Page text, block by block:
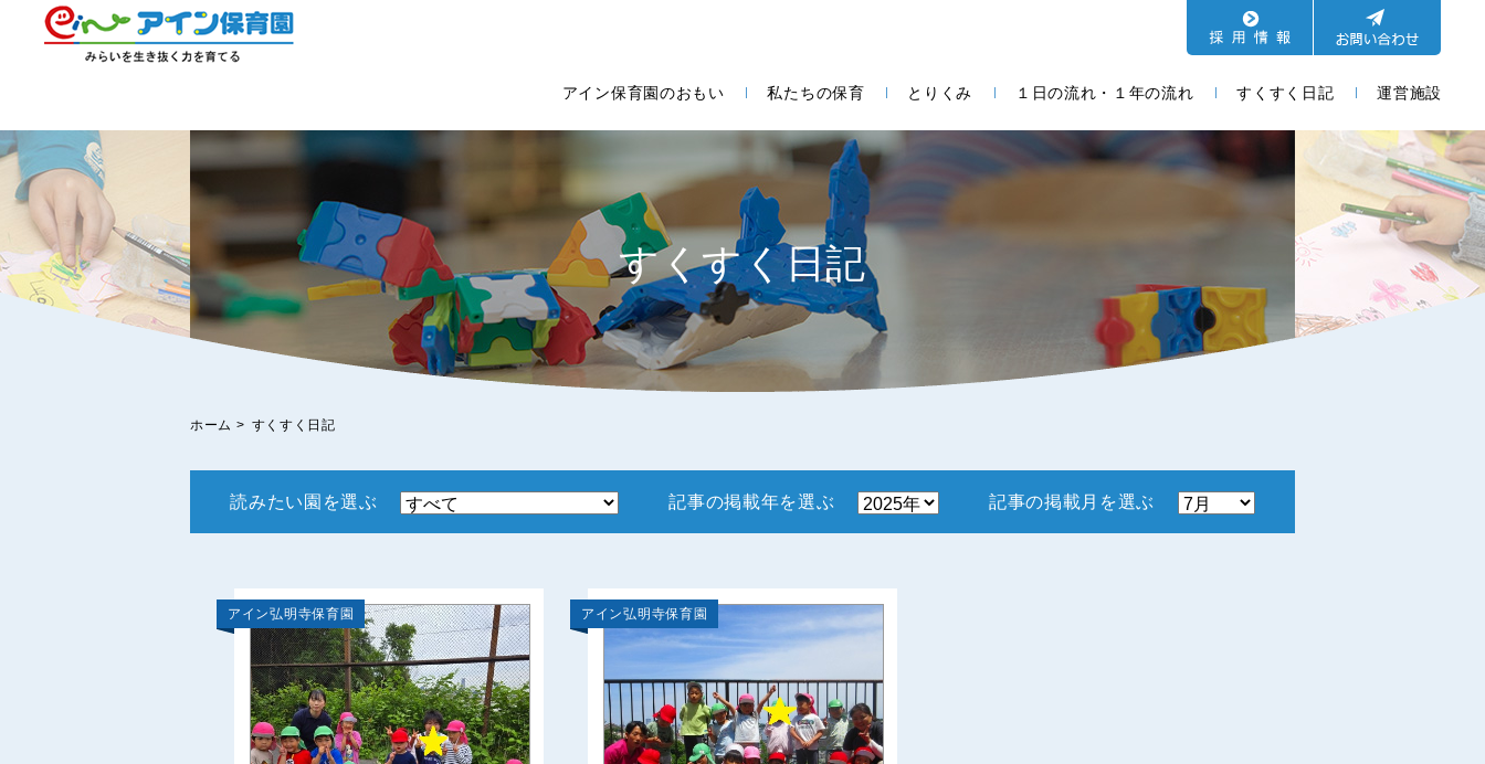
アイン保育園のおもい 私たちの保育 とりくみ １日の流れ・１年の流れ すくすく日記 運営施設
すくすく日記
ホーム > すくすく日記
読みたい園を選ぶ 記事の掲載年を選ぶ 記事の掲載月を選ぶ
アイン弘明寺保育園 アイン弘明寺保育園